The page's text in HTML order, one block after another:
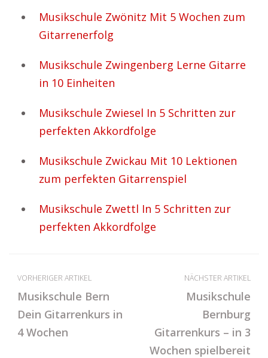
Musikschule Zwönitz Mit 5 Wochen zum
Gitarrenerfolg
Musikschule Zwingenberg Lerne Gitarre
in 10 Einheiten
Musikschule Zwiesel In 5 Schritten zur
perfekten Akkordfolge
Musikschule Zwickau Mit 10 Lektionen
zum perfekten Gitarrenspiel
Musikschule Zwettl In 5 Schritten zur
perfekten Akkordfolge
VORHERIGER ARTIKEL
Musikschule Bern
Dein Gitarrenkurs in
4 Wochen
NÄCHSTER ARTIKEL
Musikschule
Bernburg
Gitarrenkurs – in 3
Wochen spielbereit